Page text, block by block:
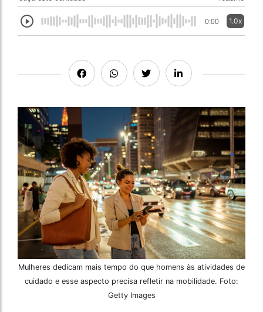
0:00 1.0x
Mulheres dedicam mais tempo do que homens às atividades de
cuidado e esse aspecto precisa refletir na mobilidade. Foto:
Getty Images